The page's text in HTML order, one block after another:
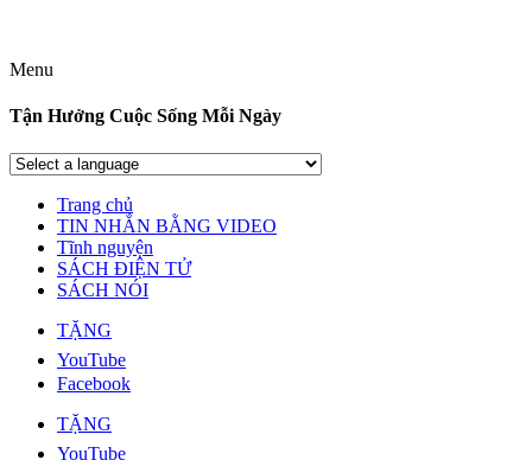
Menu
Tận Hưởng Cuộc Sống Mỗi Ngày
Trang chủ
TIN NHẮN BẰNG VIDEO
Tĩnh nguyện
SÁCH ĐIỆN TỬ
SÁCH NÓI
TẶNG
YouTube
Facebook
TẶNG
YouTube